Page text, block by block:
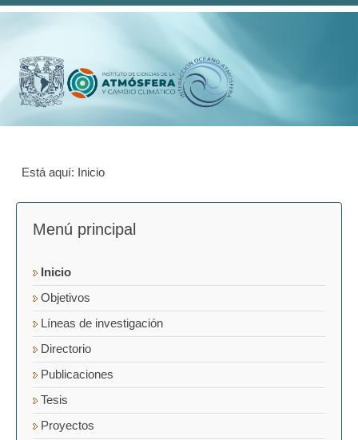
Está aquí: Inicio
Menú principal
Inicio
Objetivos
Líneas de investigación
Directorio
Publicaciones
Tesis
Proyectos